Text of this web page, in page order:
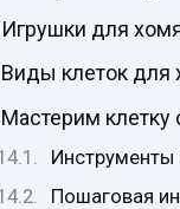
Игрушки для
Виды клеток для
Мастерим клетку
Инструменты
Пошаговая